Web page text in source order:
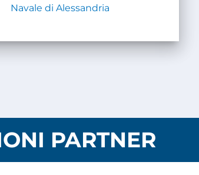
Navale di Alessandria
PARTNER